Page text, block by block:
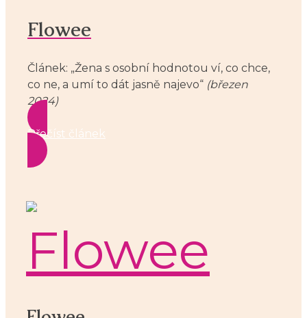
Flowee
Článek: „Žena s osobní hodnotou ví, co chce,
co ne, a umí to dát jasně najevo“ (březen
2024)
Přečíst článek